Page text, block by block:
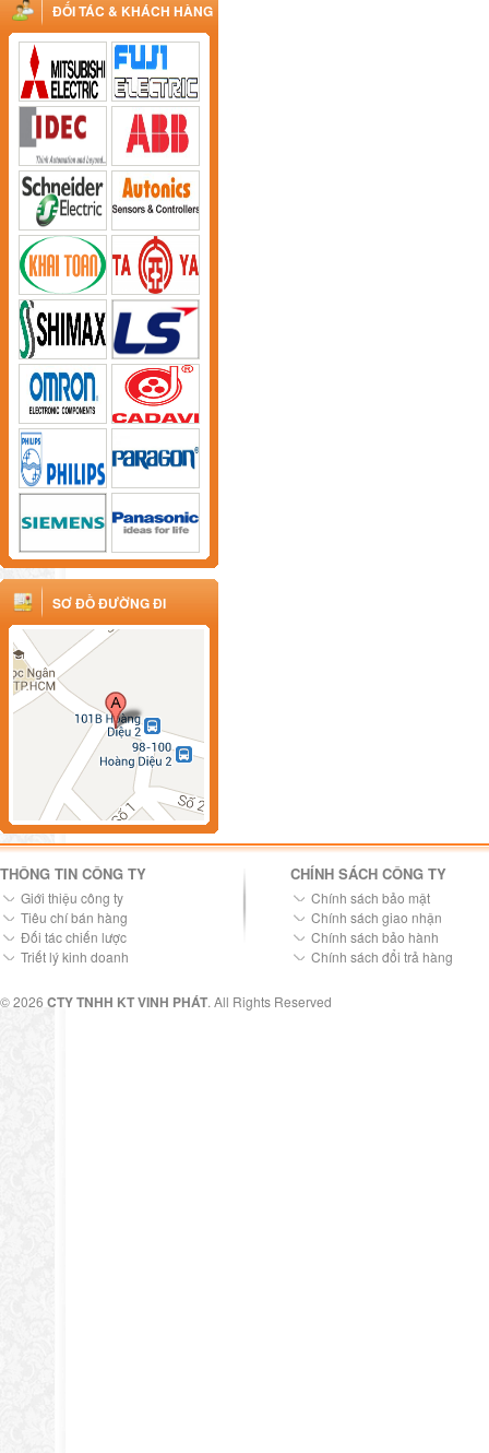
ĐỐI TÁC & KHÁCH HÀNG
SƠ ĐỒ ĐƯỜNG ĐI
THÔNG TIN CÔNG TY
Giới thiệu công ty
Tiêu chí bán hàng
Đối tác chiến lược
Triết lý kinh doanh
CHÍNH SÁCH CÔNG TY
Chính sách bảo mật
Chính sách giao nhận
Chính sách bảo hành
Chính sách đổi trả hàng
© 2026 CTY TNHH KT VINH PHÁT. All Rights Reserved